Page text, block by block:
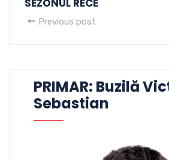
Previous post
PRIMAR: Buzilă
Sebastian